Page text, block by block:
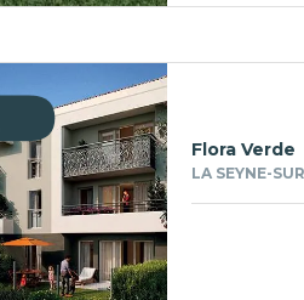
Flora Verde
LA SEYNE-